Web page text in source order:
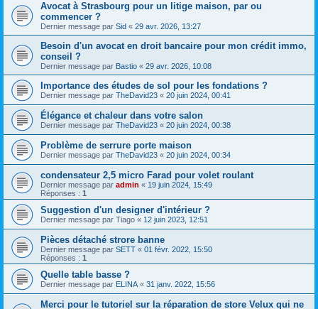
Avocat à Strasbourg pour un litige maison, par ou
commencer ?
Dernier message par Sid « 29 avr. 2026, 13:27
Besoin d'un avocat en droit bancaire pour mon crédit immo,
conseil ?
Dernier message par Bastio « 29 avr. 2026, 10:08
Importance des études de sol pour les fondations ?
Dernier message par TheDavid23 « 20 juin 2024, 00:41
Élégance et chaleur dans votre salon
Dernier message par TheDavid23 « 20 juin 2024, 00:38
Problème de serrure porte maison
Dernier message par TheDavid23 « 20 juin 2024, 00:34
condensateur 2,5 micro Farad pour volet roulant
Dernier message par admin « 19 juin 2024, 15:49
Réponses : 1
Suggestion d'un designer d'intérieur ?
Dernier message par Tiago « 12 juin 2023, 12:51
Pièces détaché strore banne
Dernier message par SETT « 01 févr. 2022, 15:50
Réponses : 1
Quelle table basse ?
Dernier message par ELINA « 31 janv. 2022, 15:56
Merci pour le tutoriel sur la réparation de store Velux qui ne